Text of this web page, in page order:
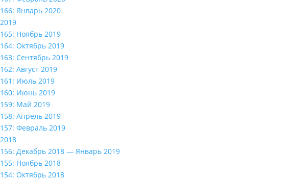
166: Январь 2020
2019
165: Ноябрь 2019
164: Октябрь 2019
163: Сентябрь 2019
162: Август 2019
161: Июль 2019
160: Июнь 2019
159: Май 2019
158: Апрель 2019
157: Февраль 2019
2018
156: Декабрь 2018 — Январь 2019
155: Ноябрь 2018
154: Октябрь 2018